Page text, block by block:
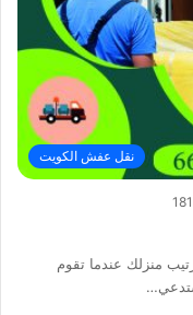
نقل عفش الكويت
181
منزلك عندما تقوم